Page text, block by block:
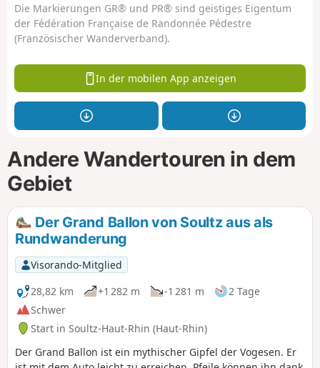
Die Markierungen GR® und PR® sind geistiges Eigentum
der Fédération Française de Randonnée Pédestre
(Französischer Wanderverband).
In der mobilen App anzeigen
Andere Wandertouren in dem
Gebiet
Der Grand Ballon von Soultz aus als
Rundwanderung
Visorando-Mitglied
28,82 km
+1 282 m -1 281 m
2 Tage
Schwer
Start in Soultz-Haut-Rhin (Haut-Rhin)
Der Grand Ballon ist ein mythischer Gipfel der Vogesen. Er